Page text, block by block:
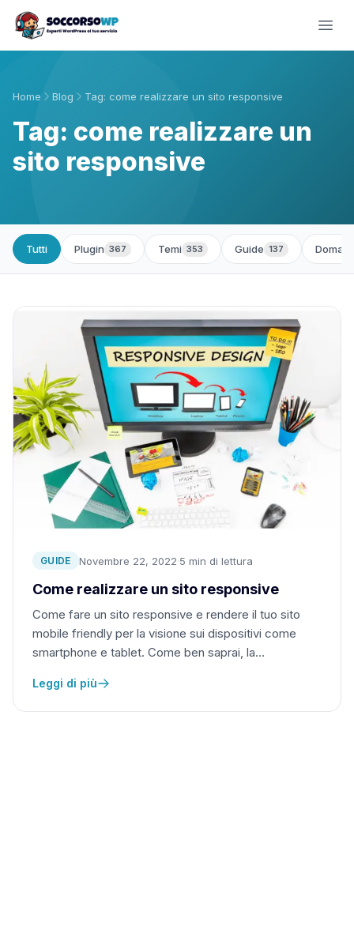
Home Blog Tag: come realizzare un sito responsive
Tag: come realizzare un
sito responsive
Tutti Plugin 367 Temi 353 Guide 137
GUIDE Novembre 22, 2022·5 min di lettura
Come realizzare un sito responsive
Come fare un sito responsive e rendere il tuo sito
mobile friendly per la visione sui dispositivi come
smartphone e tablet. Come ben saprai, la…
Leggi di più